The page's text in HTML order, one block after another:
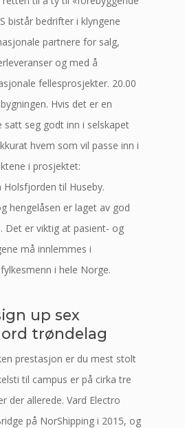
bistår bedrifter i klyngene
partnere for salg,
og med å
fellesprosjekter. 20.00
Hvis det er en
satt seg godt inn i selskapet
hvem som vil passe inn i
i prosjektet:
Holsfjorden til Huseby.
hengelåsen er laget av god
Det er viktig at pasient- og
må innlemmes i
i hele Norge.
up sex
trøndelag
prestasjon er du mest stolt
til campus er på cirka tre
der allerede. Vard Electro
på NorShipping i 2015, og